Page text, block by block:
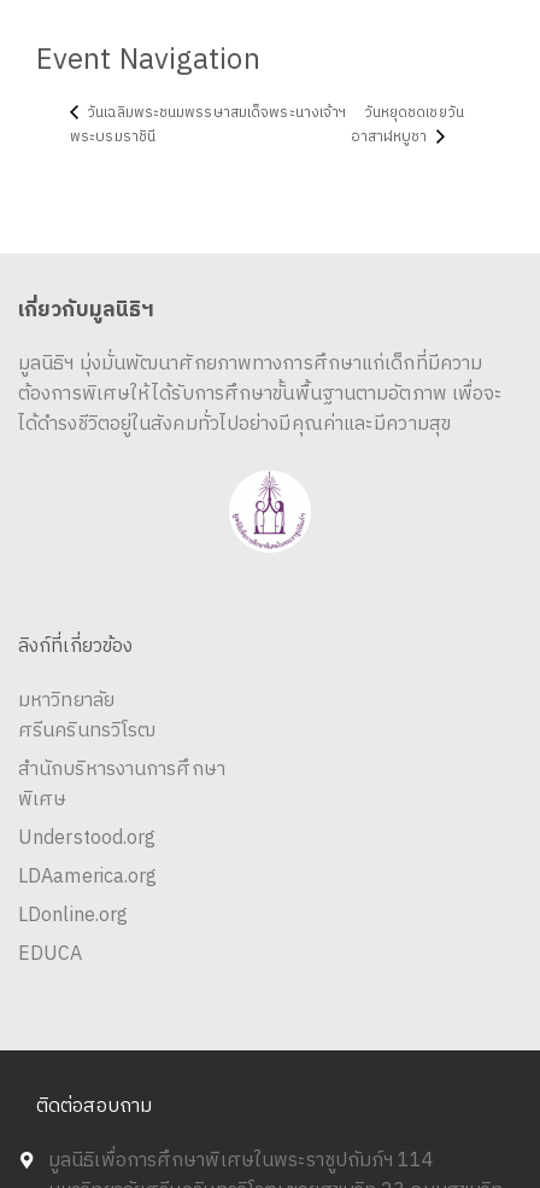
Event Navigation
วันเฉลิมพระชนมพรรษาสมเด็จพระนางเจ้าฯ
พระบรมราชินี
วันหยุดชดเชยวัน
อาสาฬหบูชา
เกี่ยวกับมูลนิธิฯ
มูลนิธิฯ มุ่งมั่นพัฒนาศักยภาพทางการศึกษาแก่เด็กที่มีความ
ต้องการพิเศษให้ได้รับการศึกษาขั้นพื้นฐานตามอัตภาพ เพื่อจะ
ได้ดำรงชีวิตอยู่ในสังคมทั่วไปอย่างมีคุณค่าและมีความสุข
ลิงก์ที่เกี่ยวข้อง
มหาวิทยาลัย
ศรีนครินทรวิโรฒ
สำนักบริหารงานการศึกษา
พิเศษ
Understood.org
LDAamerica.org
LDonline.org
EDUCA
ติดต่อสอบถาม
มูลนิธิเพื่อการศึกษาพิเศษในพระราชูปถัมภ์ฯ 114